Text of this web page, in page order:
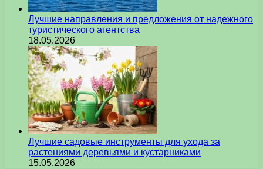
Лучшие направления и предложения от надежного
туристического агентства
18.05.2026
Лучшие садовые инструменты для ухода за
растениями деревьями и кустарниками
15.05.2026